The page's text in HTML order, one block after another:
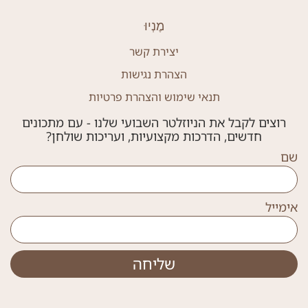
מֶנְיוּ
יצירת קשר
הצהרת נגישות
תנאי שימוש והצהרת פרטיות
רוצים לקבל את הניוזלטר השבועי שלנו - עם מתכונים
חדשים, הדרכות מקצועיות, ועריכות שולחן?
שם
אימייל
שליחה